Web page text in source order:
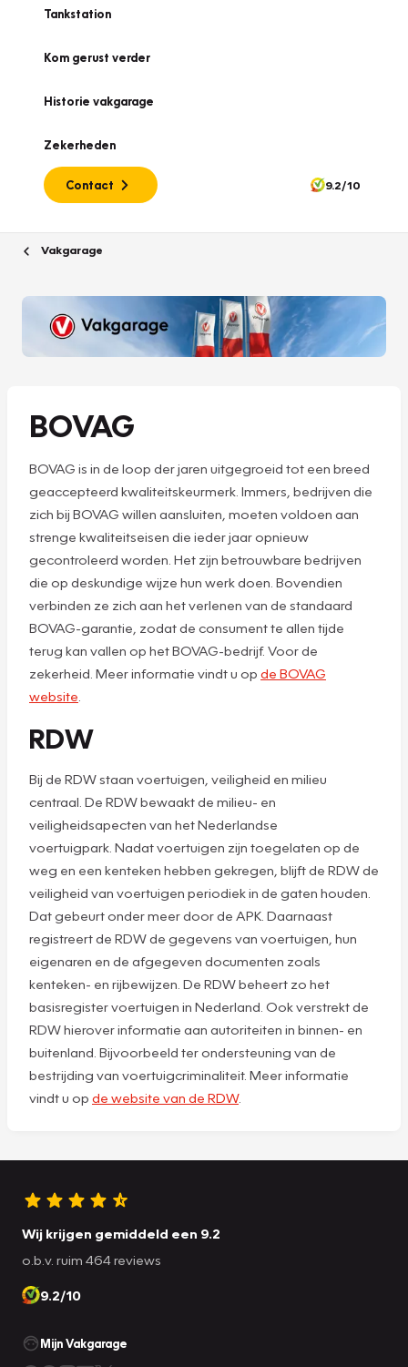
Tankstation
Kom gerust verder
Historie vakgarage
Zekerheden
Contact 9.2/10
Vakgarage
BOVAG
BOVAG is in de loop der jaren uitgegroeid tot een breed
geaccepteerd kwaliteitskeurmerk. Immers, bedrijven die
zich bij BOVAG willen aansluiten, moeten voldoen aan
strenge kwaliteitseisen die ieder jaar opnieuw
gecontroleerd worden. Het zijn betrouwbare bedrijven
die op deskundige wijze hun werk doen. Bovendien
verbinden ze zich aan het verlenen van de standaard
BOVAG-garantie, zodat de consument te allen tijde
terug kan vallen op het BOVAG-bedrijf. Voor de
zekerheid. Meer informatie vindt u op de BOVAG
website
RDW
Bij de RDW staan voertuigen, veiligheid en milieu
centraal. De RDW bewaakt de milieu- en
veiligheidsapecten van het Nederlandse
voertuigpark. Nadat voertuigen zijn toegelaten op de
weg en een kenteken hebben gekregen, blijft de RDW de
veiligheid van voertuigen periodiek in de gaten houden.
Dat gebeurt onder meer door de APK. Daarnaast
registreert de RDW de gegevens van voertuigen, hun
eigenaren en de afgegeven documenten zoals
kenteken- en rijbewijzen. De RDW beheert zo het
basisregister voertuigen in Nederland. Ook verstrekt de
RDW hierover informatie aan autoriteiten in binnen- en
buitenland. Bijvoorbeeld ter ondersteuning van de
bestrijding van voertuigcriminaliteit. Meer informatie
vindt u op de website van de RDW.
Wij krijgen gemiddeld een 9.2
o.b.v. ruim 464 reviews
9.2/10
Mijn Vakgarage